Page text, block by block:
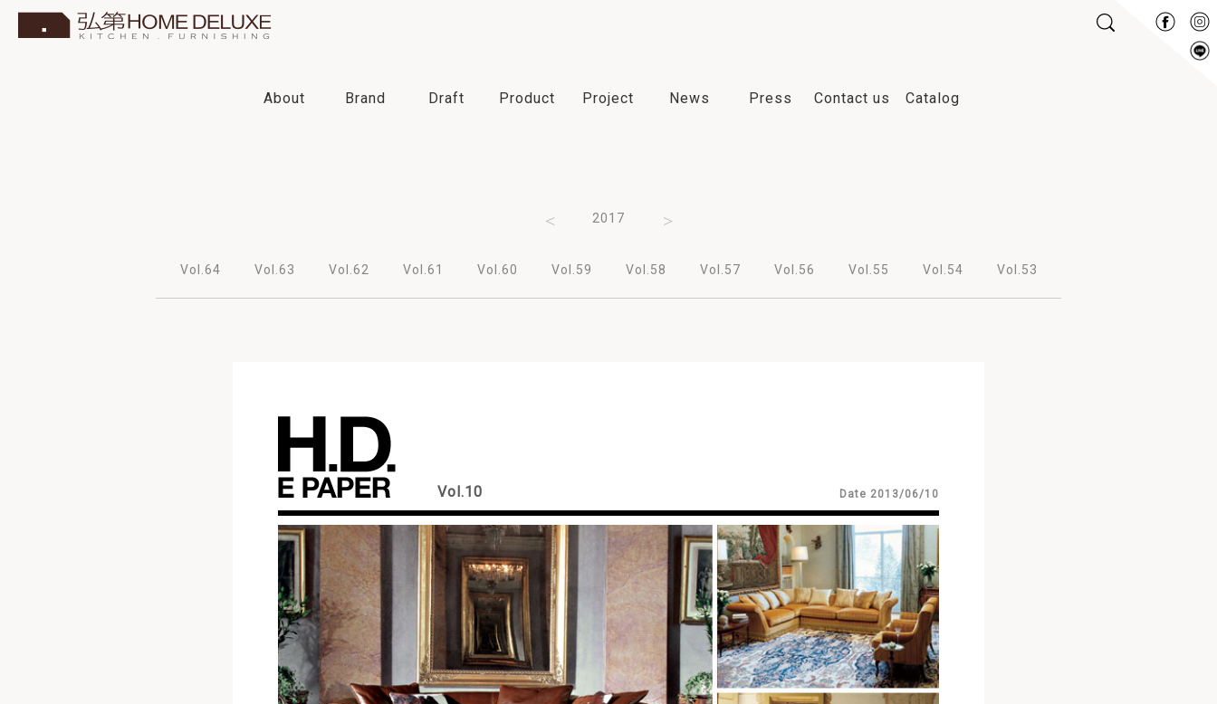
About Brand Draft Product Project News Press Contact us Catalog
2017
Vol.64 Vol.63 Vol.62 Vol.61 Vol.60 Vol.59 Vol.58 Vol.57 Vol.56 Vol.55 Vol.54 Vol.53
Vol.10 Date 2013/06/10